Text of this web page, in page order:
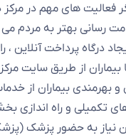
فعالیت های مهم در
رسانی بهتر به مردم می
درگاه پرداخت آنلاین ،
از طریق سایت مرکز،
و بهرمندی بیماران از
تکمیلی و راه اندازی
نیاز به حضور پزشک